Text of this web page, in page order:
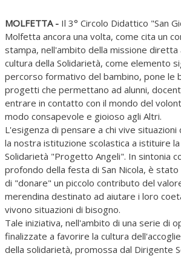
MOLFETTA - Il 3° Circolo Didattico "San
Molfetta ancora una volta, come cita un
stampa, nell'ambito della missione diretta
cultura della Solidarietà, come elemento
percorso formativo del bambino, pone le
progetti che permettano ad alunni,
entrare in contatto con il mondo del
modo consapevole e gioioso agli Altri.
L'esigenza di pensare a chi vive
la nostra istituzione scolastica a istituire
Solidarietà "Progetto Angeli". In sintonia
profondo della festa di San Nicola, è
di "donare" un piccolo contributo del
merendina destinato ad aiutare i loro
vivono situazioni di bisogno.
Tale iniziativa, nell'ambito di una serie di
finalizzate a favorire la cultura
della solidarietà, promossa dal Dirigente